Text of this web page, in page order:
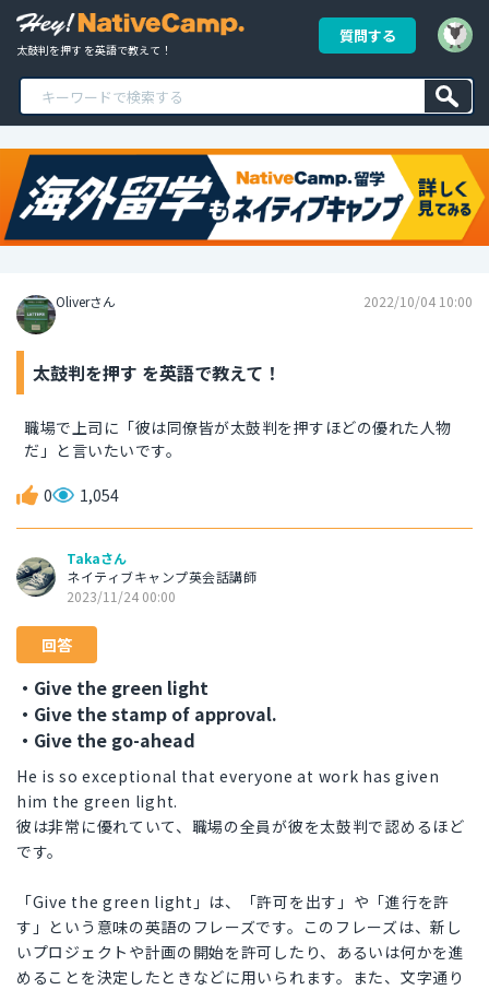
太鼓判を押す を英語で教えて！
質問する
Oliverさん 2022/10/04 10:00
太鼓判を押す を英語で教えて！
職場で上司に「彼は同僚皆が太鼓判を押すほどの優れた人物
だ」と言いたいです。
0 1,054
Takaさん
ネイティブキャンプ英会話講師
2023/11/24 00:00
回答
・Give the green light
・Give the stamp of approval.
・Give the go-ahead
He is so exceptional that everyone at work has given
him the green light.
彼は非常に優れていて、職場の全員が彼を太鼓判で認めるほど
です。
「Give the green light」は、「許可を出す」や「進行を許
す」という意味の英語のフレーズです。このフレーズは、新し
いプロジェクトや計画の開始を許可したり、あるいは何かを進
めることを決定したときなどに用いられます。また、文字通り